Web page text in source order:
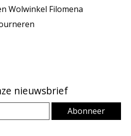
Wolwinkel Filomena
nieuwsbrief
Abonneer